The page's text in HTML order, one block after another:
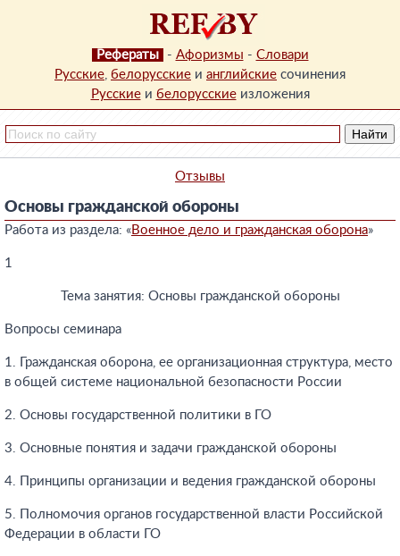
Рефераты - Афоризмы - Словари
Русские, белорусские и английские сочинения
Русскиеи белорусскиеизложения
Отзывы
Основы гражданской обороны
Работа из раздела: «Военное дело и гражданская оборона»
1
Тема занятия: Основы гражданской обороны
Вопросы семинара
1. Гражданская оборона, ее организационная структура, место
в общей системе национальной безопасности России
2. Основы государственной политики в ГО
3. Основные понятия и задачи гражданской обороны
4. Принципы организации и ведения гражданской обороны
5. Полномочия органов государственной власти Российской
Федерации в области ГО